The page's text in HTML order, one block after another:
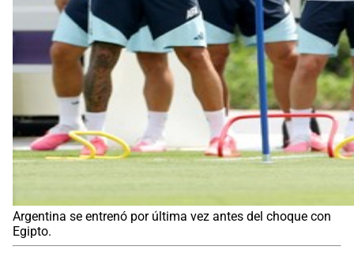
Argentina se entrenó por última vez antes del choque con
Egipto.